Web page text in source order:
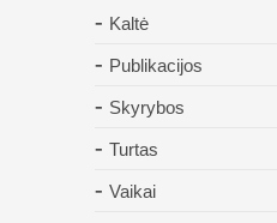
Kaltė
Publikacijos
Skyrybos
Turtas
Vaikai